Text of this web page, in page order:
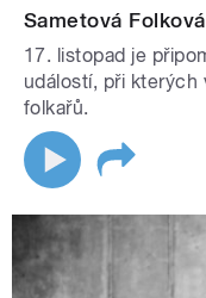
Sametová
17. listopad je
událostí, při kterých
folkařů.